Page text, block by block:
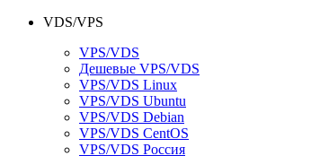
VDS/VPS
VPS/VDS
Дешевые VPS/VDS
VPS/VDS Linux
VPS/VDS Ubuntu
VPS/VDS Debian
VPS/VDS CentOS
VPS/VDS Россия